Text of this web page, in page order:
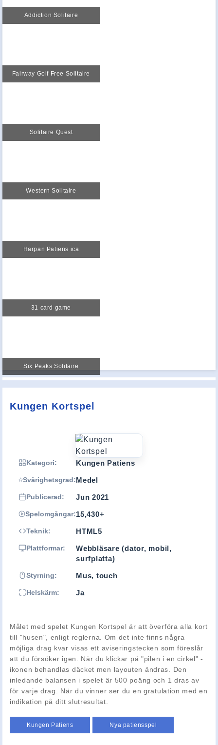
Addiction Solitaire
Fairway Golf Free Solitaire
Solitaire Quest
Western Solitaire
Harpan Patiens ica
31 card game
Six Peaks Solitaire
Kungen Kortspel
Kategori: Kungen Patiens
Svårighetsgrad:Medel
Publicerad: Jun 2021
Spelomgångar:15,430+
Teknik: HTML5
Plattformar:
Webbläsare (dator, mobil,
surfplatta)
Styrning: Mus, touch
Helskärm: Ja
Målet med spelet Kungen Kortspel är att överföra alla kort
till "husen", enligt reglerna. Om det inte finns några
möjliga drag kvar visas ett aviseringstecken som föreslår
att du försöker igen. När du klickar på "pilen i en cirkel" -
ikonen behandlas däcket men layouten ändras. Den
inledande balansen i spelet är 500 poäng och 1 dras av
för varje drag. När du vinner ser du en gratulation med en
indikation på ditt slutresultat.
Kungen Patiens Nya patiensspel